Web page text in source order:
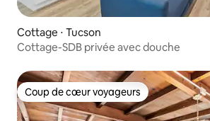
Cottage ⋅ Tucson
Cottage-SDB privée avec douche
Coup de cœur voyageurs
Coup de cœur voyageurs